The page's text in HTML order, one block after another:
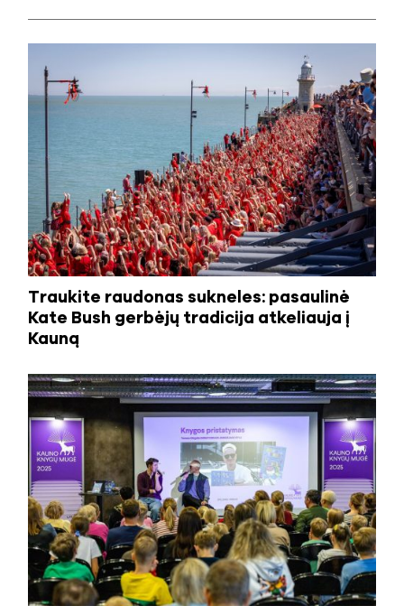
Traukite raudonas sukneles: pasaulinė
Kate Bush gerbėjų tradicija atkeliauja į
Kauną